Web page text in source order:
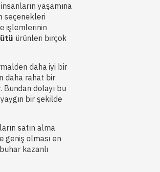
yaşamına
seçenekleri
işlemlerinin
ürünleri birçok
daha iyi bir
daha rahat bir
dolayı bu
bir şekilde
satın alma
geniş olması en
kazanlı